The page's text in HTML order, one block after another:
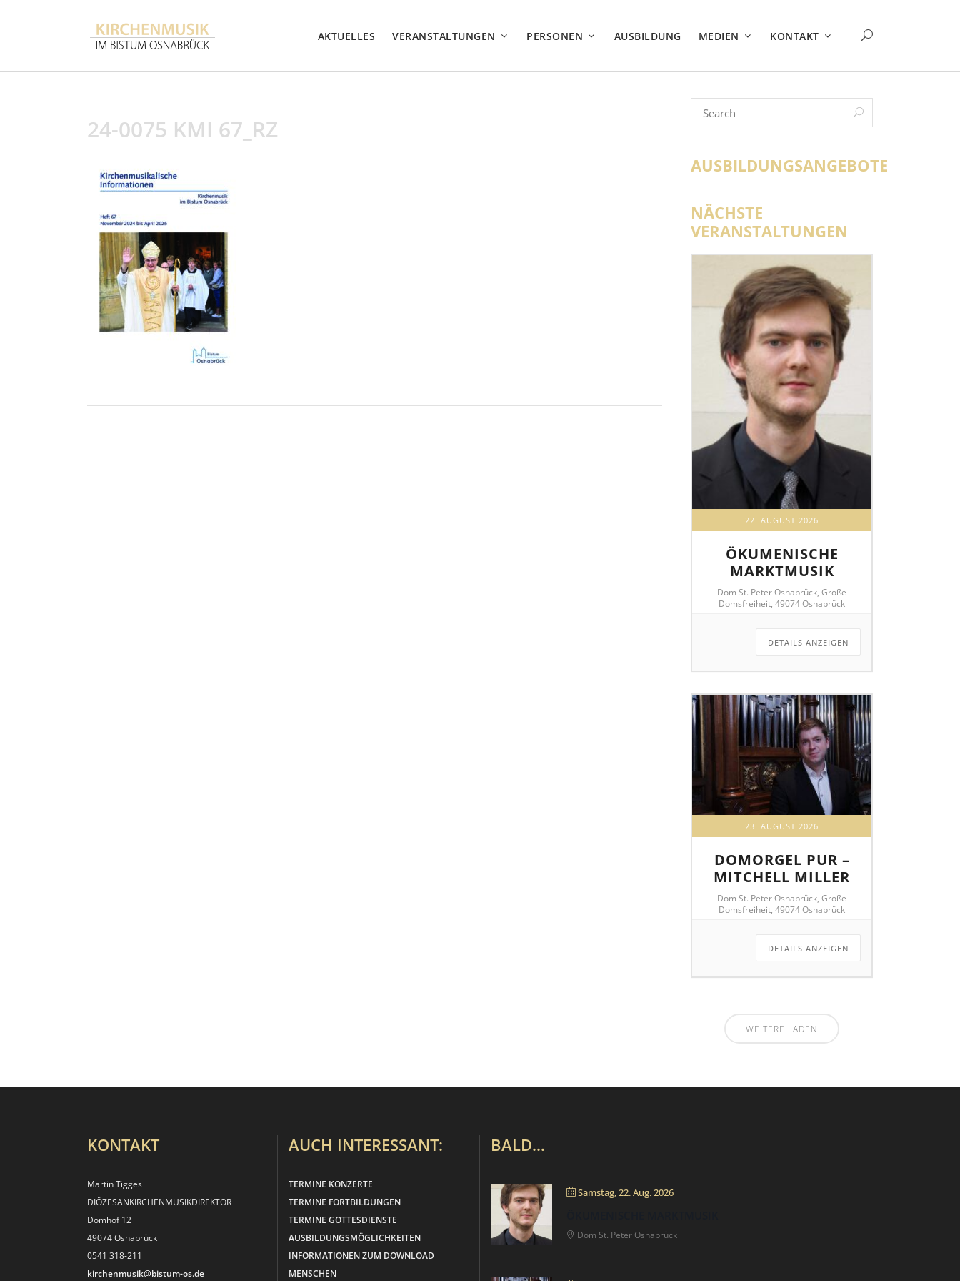
AKTUELLES VERANSTALTUNGEN PERSONEN AUSBILDUNG MEDIEN KONTAKT
24-0075 KMI 67_RZ
AUSBILDUNGSANGEBOTE
NÄCHSTE
VERANSTALTUNGEN
22. AUGUST 2026
ÖKUMENISCHE
MARKTMUSIK
Dom St. Peter Osnabrück, Große
Domsfreiheit, 49074 Osnabrück
DETAILS ANZEIGEN
23. AUGUST 2026
DOMORGEL PUR –
MITCHELL MILLER
Dom St. Peter Osnabrück, Große
Domsfreiheit, 49074 Osnabrück
DETAILS ANZEIGEN
WEITERE LADEN
KONTAKT
Martin Tigges
DIÖZESANKIRCHEN­MUSIKDIREKTOR
Domhof 12
49074 Osnabrück
0541 318-211
kirchenmusik@bistum-os.de
AUCH INTERESSANT:
TERMINE KONZERTE
TERMINE FORTBILDUNGEN
TERMINE GOTTESDIENSTE
AUSBILDUNGSMÖGLICHKEITEN
INFORMATIONEN ZUM DOWNLOAD
MENSCHEN
BALD…
Samstag, 22. Aug. 2026
Dom St. Peter Osnabrück